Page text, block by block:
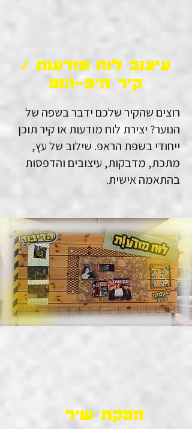
עיצוב לוח מודעות /
קיר היפ-הופ
רוצים שהקיר שלכם ידבר בשפה של
הנוער? יצירת לוח מודעות או קיר תוכן
ייחודי בשפת הראפ. שילוב של עץ,
מתכת, מדבקות, עיצובים והדפסות
בהתאמה אישית.
הפקת שיר